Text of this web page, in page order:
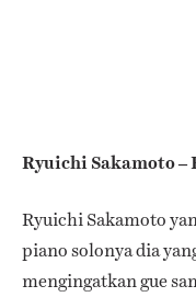
Ryuichi Sakamoto –
Ryuichi Sakamoto
piano solonya dia
mengingatkan gue